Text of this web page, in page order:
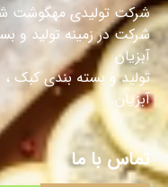
شرکت تولیدی مهگوشت
شرکت در زمینه تولید و
آبزیان
تولید و بسته بندی کبک
آبزیان.
تماس با ما